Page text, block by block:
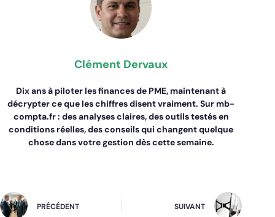
Clément Dervaux
Dix ans à piloter les finances de PME, maintenant à
décrypter ce que les chiffres disent vraiment. Sur mb-
compta.fr : des analyses claires, des outils testés en
conditions réelles, des conseils qui changent quelque
chose dans votre gestion dès cette semaine.
PRÉCÉDENT SUIVANT